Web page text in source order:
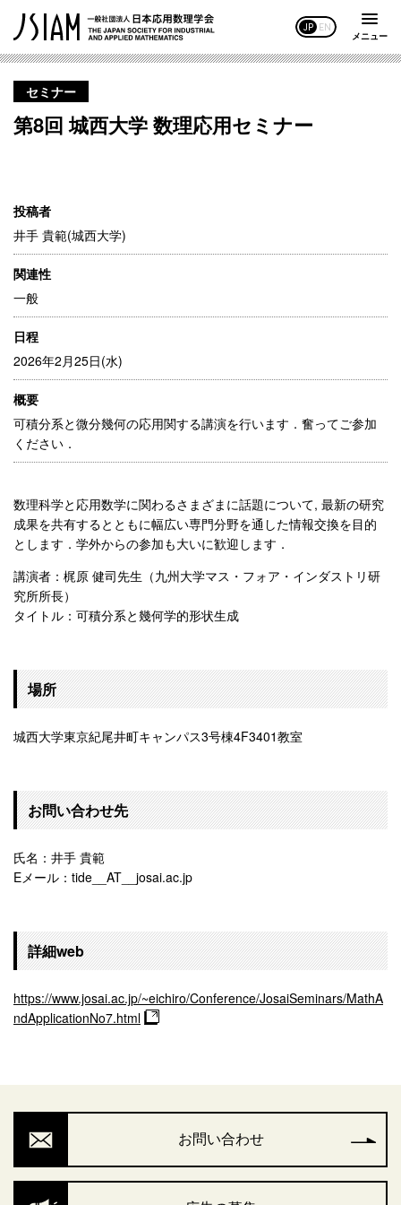
JP EN
メニュー
セミナー
第8回 城西大学 数理応用セミナー
投稿者
井手 貴範(城西大学)
関連性
一般
日程
2026年2月25日(水)
概要
可積分系と微分幾何の応用関する講演を行います．奮ってご参加
ください．
数理科学と応用数学に関わるさまざまに話題について, 最新の研究
成果を共有するとともに幅広い専門分野を通した情報交換を目的
とします．学外からの参加も大いに歓迎します．
講演者：梶原 健司先生（九州大学マス・フォア・インダストリ研
究所所長）
タイトル：可積分系と幾何学的形状生成
場所
城西大学東京紀尾井町キャンパス3号棟4F3401教室
お問い合わせ先
氏名：井手 貴範
Eメール：tide__AT__josai.ac.jp
詳細web
https://www.josai.ac.jp/~eichiro/Conference/JosaiSeminars/MathA
ndApplicationNo7.html
お問い合わせ